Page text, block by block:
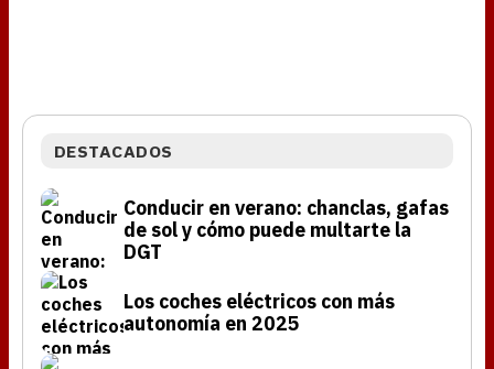
DESTACADOS
Conducir en verano: chanclas, gafas
de sol y cómo puede multarte la
DGT
Los coches eléctricos con más
autonomía en 2025